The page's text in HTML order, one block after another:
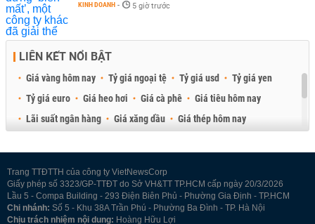
KINH DOANH - 5 giờ trước
LIÊN KẾT NỔI BẬT
Giá vàng hôm nay Tỷ giá ngoại tệ Tỷ giá usd
Tỷ giá yen
Tỷ giá euro
Giá heo hơi Giá cà phê
Giá tiêu hôm nay
Lãi suất ngân hàng
Giá xăng dầu
Giá thép hôm nay
Trang TTĐTTH của công ty VietNewsCorp
Giấy phép số 3323/GP-TTĐT do Sở VH&TT TP.HCM cấp ngày 20/3/2026
Lầu 5 - Compa Building - 293 Điện Biên Phủ - Phường Gia Định - TP.HCM
Chi nhánh: Số 5 - Khu 38A Trần Phú - Phường Ba Đình - TP. Hà Nội
Chịu trách nhiệm nội dung: Hoàng Hữu Lợi